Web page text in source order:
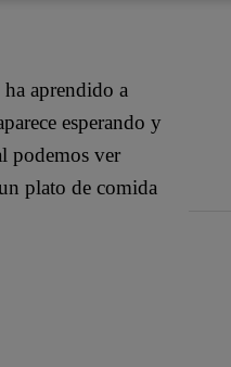
aprendido a
esperando y
podemos ver
plato de comida